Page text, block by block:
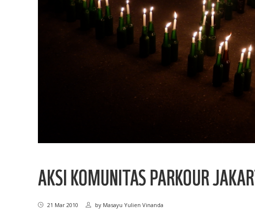
AKSI KOMUNITAS PARKOUR
21 Mar 2010 by Masayu Yulien Vinanda